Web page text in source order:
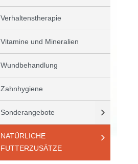
Verhaltenstherapie
Vitamine und Mineralien
Wundbehandlung
Zahnhygiene
Sonderangebote
NATÜRLICHE
FUTTERZUSÄTZE